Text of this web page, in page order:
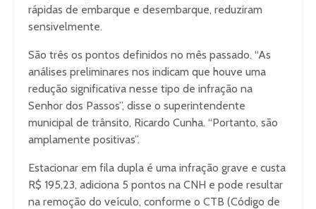
rápidas de embarque e desembarque, reduziram
sensivelmente.
São três os pontos definidos no mês passado. “As
análises preliminares nos indicam que houve uma
redução significativa nesse tipo de infração na
Senhor dos Passos”, disse o superintendente
municipal de trânsito, Ricardo Cunha. “Portanto, são
amplamente positivas”.
Estacionar em fila dupla é uma infração grave e custa
R$ 195,23, adiciona 5 pontos na CNH e pode resultar
na remoção do veículo, conforme o CTB (Código de